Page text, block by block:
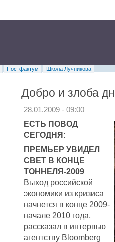
Постфактум
Школа Лучникова
Добро и злоба
28.01.2009 - 09:00
ЕСТЬ ПОВОД
СЕГОДНЯ:
ПРЕМЬЕР УВИДЕЛ
СВЕТ В КОНЦЕ
ТОННЕЛЯ-2009
Выход российской
экономики из кризиса
начнется в конце 2009-
начале 2010 года,
рассказал в интервью
агентству Bloomberg